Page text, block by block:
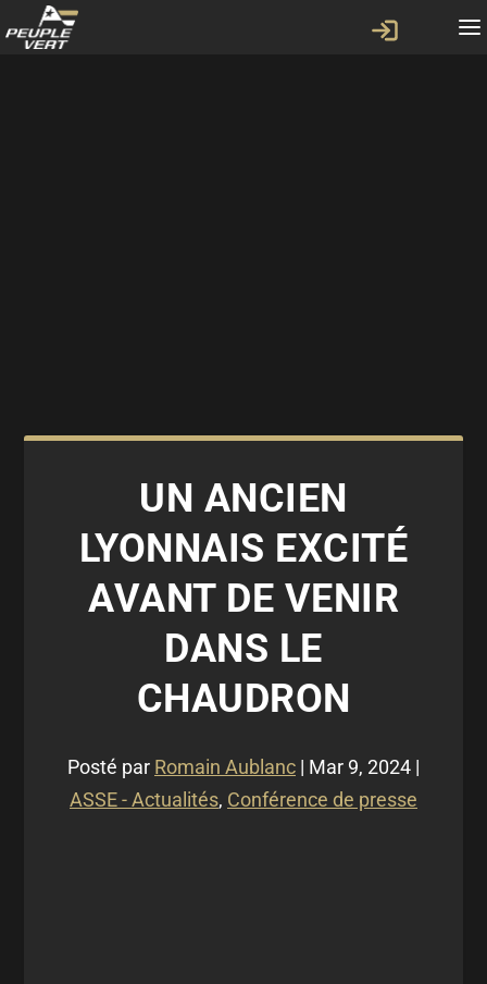
UN ANCIEN
LYONNAIS EXCITÉ
AVANT DE VENIR
DANS LE
CHAUDRON
Posté par Romain Aublanc | Mar 9, 2024 |
ASSE - Actualités, Conférence de presse